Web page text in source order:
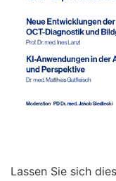
Lassen Sie sich